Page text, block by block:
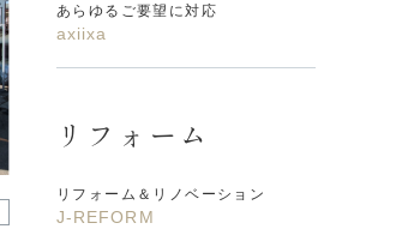
あらゆるご要望に対応
axiixa
リフォーム
リフォーム＆リノベーション
J-REFORM